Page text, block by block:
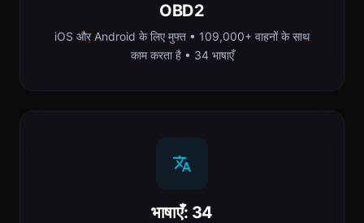
OBD2
iOS और Android के लिए मुफ्त • 109,000+ वाहनों के साथ
काम करता है • 34 भाषाएँ
भाषाएँ: 34